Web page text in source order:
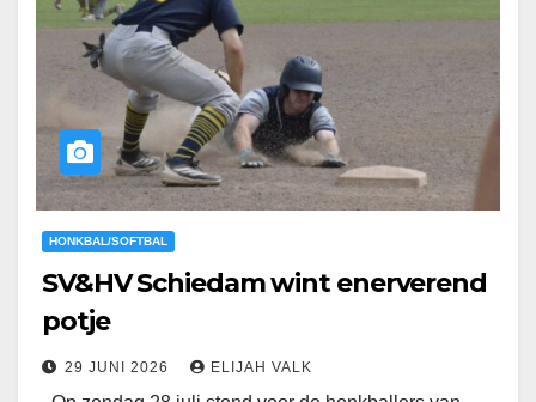
HONKBAL/SOFTBAL
SV&HV Schiedam wint enerverend
potje
29 JUNI 2026 ELIJAH VALK